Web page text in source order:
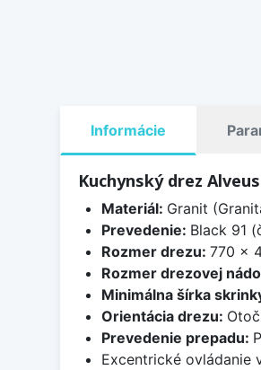
Informácie
Kuchynský drez
Materiál: Granit
Prevedenie: Black 91
Rozmer drezu: 770 x
Rozmer drezovej
Minimálna šírka
Orientácia drezu:
Prevedenie prepadu:
Excentrické ovládanie